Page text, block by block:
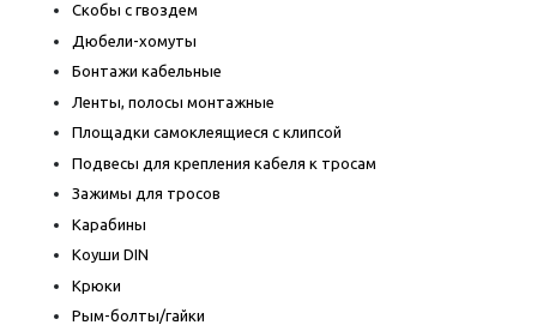
Скобы с гвоздем
Дюбели-хомуты
Бонтажи кабельные
Ленты, полосы монтажные
Площадки самоклеящиеся с клипсой
Подвесы для крепления кабеля к тросам
Зажимы для тросов
Карабины
Коуши DIN
Крюки
Рым-болты/гайки